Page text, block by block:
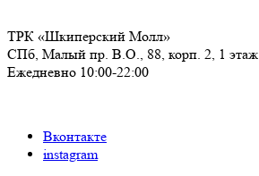
ТРК «Шкиперский Молл»
СПб, Малый пр. В.О., 88, корп. 2, 1 этаж
Ежедневно 10:00-22:00
Вконтакте
instagram